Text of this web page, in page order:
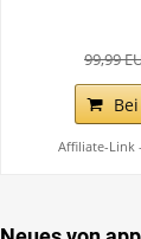
99,99
Affiliate-Link